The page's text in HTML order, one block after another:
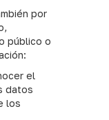
por
público o
el
datos
los